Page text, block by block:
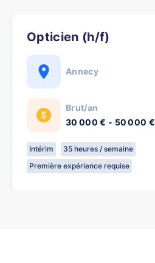
Opticien (h/f)
Annecy
Brut/an
30 000 € - 50 000 €
Intérim
35 heures / semaine
Première expérience requise